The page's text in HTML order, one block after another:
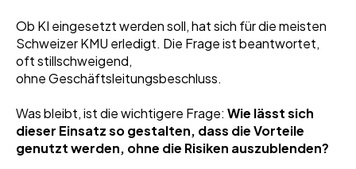
Ob KI eingesetzt werden soll, hat sich für die meisten
Schweizer KMU erledigt. Die Frage ist beantwortet,
oft stillschweigend,
ohne Geschäftsleitungsbeschluss.
Was bleibt, ist die wichtigere Frage: Wie lässt sich
dieser Einsatz so gestalten, dass die Vorteile
genutzt werden, ohne die Risiken auszublenden?